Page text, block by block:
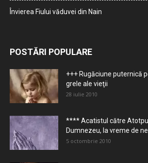
Învierea Fiului văduvei din Nain
POSTĂRI POPULARE
+++ Rugăciune puternică
grele ale vieţii
28 iulie 2010
**** Acatistul către
Dumnezeu, la vreme de
5 octombrie 2010